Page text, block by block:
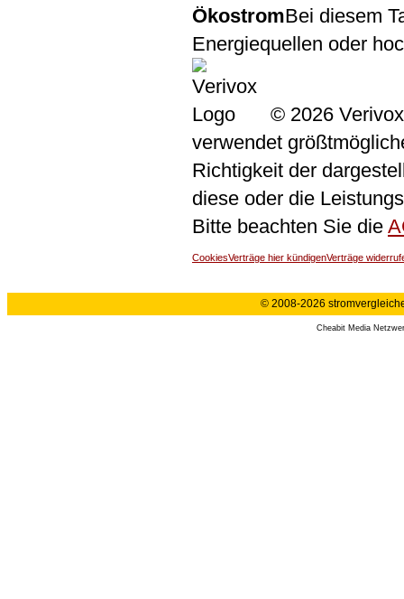
ÖkostromBei diesem
Energiequellen oder
© 2026
verwendet
Richtigkeit der
diese oder die
Bitte beachten Sie die
CookiesVerträge hier kündigenVerträge
© 2008-2026
Cheabit Media